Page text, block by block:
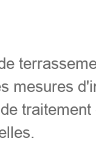
mesures